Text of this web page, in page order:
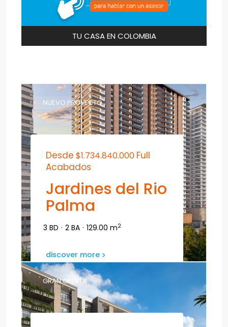
TU CASA EN COLOMBIA
NUEVO PROYECTO
Desde $1.734.840.000 Full
Acabados
Jardines del Rio
Palma
3 BD · 2 BA · 129.00 m2
discover more
GRAN OFERTA